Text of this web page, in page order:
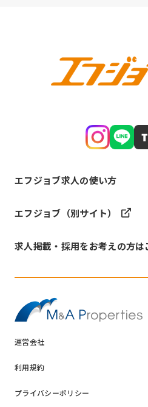
エフジョブ求人の使い方
エフジョブ（別サイト）
求人掲載・採用をお考えの方は
運営会社
利用規約
プライバシーポリシー